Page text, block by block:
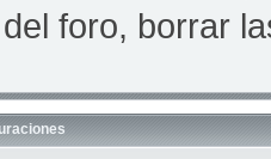
foro, borrar